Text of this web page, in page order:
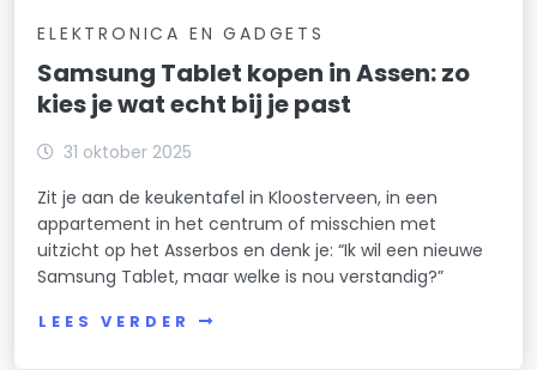
ELEKTRONICA EN GADGETS
Samsung Tablet kopen in Assen: zo
kies je wat echt bij je past
31 oktober 2025
Zit je aan de keukentafel in Kloosterveen, in een
appartement in het centrum of misschien met
uitzicht op het Asserbos en denk je: “Ik wil een nieuwe
Samsung Tablet, maar welke is nou verstandig?”
LEES VERDER